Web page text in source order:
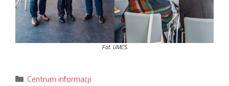
Fot. UMCS.
Kategorie
Centrum informacji